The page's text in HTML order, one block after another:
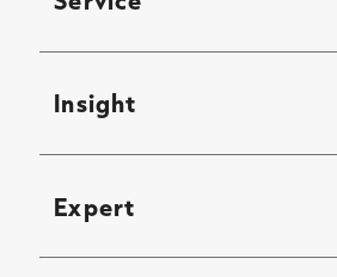
Insight
Expert